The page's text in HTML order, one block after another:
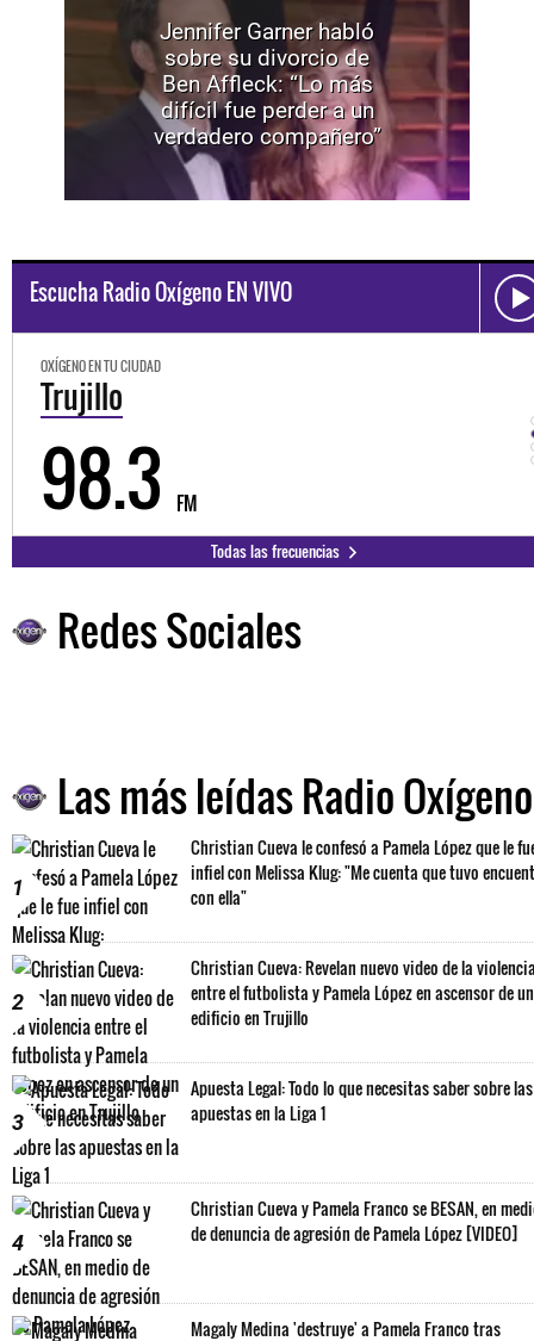
Jennifer Garner habló
sobre su divorcio de
Ben Affleck: “Lo más
difícil fue perder a un
verdadero compañero”
Escucha Radio Oxígeno EN VIVO
OXÍGENO EN TU CIUDAD
Trujillo
98.3 FM
Todas las frecuencias
Redes Sociales
Las más leídas Radio Oxígeno
1
Christian Cueva le confesó a Pamela López que le
infiel con Melissa Klug: "Me cuenta que tuvo
con ella"
2
Christian Cueva: Revelan nuevo video de la
entre el futbolista y Pamela López en ascensor de un
edificio en Trujillo
3
Apuesta Legal: Todo lo que necesitas saber sobre las
apuestas en la Liga 1
4
Christian Cueva y Pamela Franco se BESAN, en
de denuncia de agresión de Pamela López [VIDEO]
Magaly Medina 'destruye' a Pamela Franco tras